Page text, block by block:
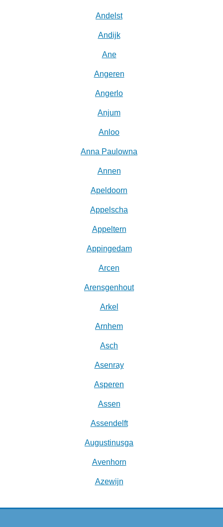
Andelst
Andijk
Ane
Angeren
Angerlo
Anjum
Anloo
Anna Paulowna
Annen
Apeldoorn
Appelscha
Appeltern
Appingedam
Arcen
Arensgenhout
Arkel
Arnhem
Asch
Asenray
Asperen
Assen
Assendelft
Augustinusga
Avenhorn
Azewijn